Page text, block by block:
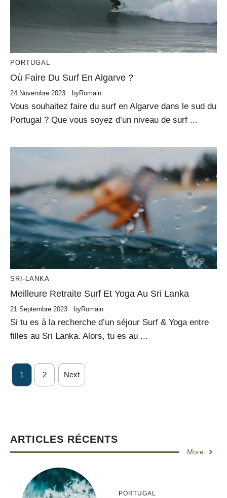
PORTUGAL
Où Faire Du Surf En Algarve ?
24 Novembre 2023 byRomain
Vous souhaitez faire du surf en Algarve dans le sud du
Portugal ? Que vous soyez d’un niveau de surf ...
SRI-LANKA
Meilleure Retraite Surf Et Yoga Au Sri Lanka
21 Septembre 2023 byRomain
Si tu es à la recherche d’un séjour Surf & Yoga entre
filles au Sri Lanka. Alors, tu es au ...
1 2 Next
ARTICLES RÉCENTS
More
PORTUGAL